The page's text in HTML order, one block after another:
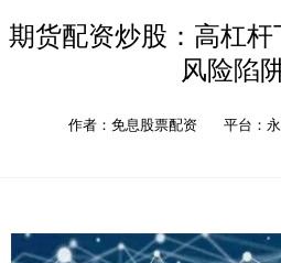
期货配资炒股：高杠
风险陷
作者：免息股票配资 平台：